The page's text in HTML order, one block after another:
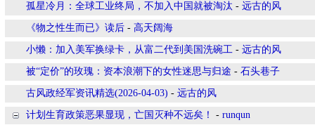
孤星冷月：全球工业终局，不加入中国就被淘汰 - 远古的风
《物之性生而已》读后 - 高天阔海
小懒：加入美军换绿卡，从富二代到美国洗碗工 - 远古的风
被“定价”的玫瑰：资本浪潮下的女性迷思与归途 - 石头巷子
古风政经军资讯精选(2026-04-03) - 远古的风
计划生育政策恶果显现，亡国灭种不远矣！ - runqun